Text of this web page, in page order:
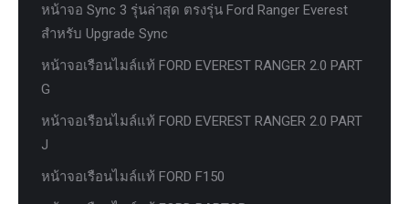
หน้าจอ Sync 3 รุ่นล่าสุด ตรงรุ่น Ford Ranger Everest
สำหรับ Upgrade Sync
หน้าจอเรือนไมล์แท้ FORD EVEREST RANGER 2.0 PART
G
หน้าจอเรือนไมล์แท้ FORD EVEREST RANGER 2.0 PART
J
หน้าจอเรือนไมล์แท้ FORD F150